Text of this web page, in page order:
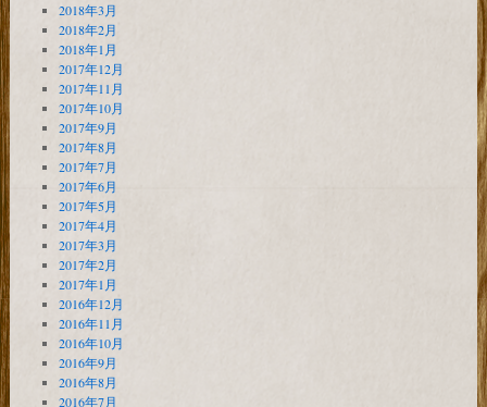
2018年3月
2018年2月
2018年1月
2017年12月
2017年11月
2017年10月
2017年9月
2017年8月
2017年7月
2017年6月
2017年5月
2017年4月
2017年3月
2017年2月
2017年1月
2016年12月
2016年11月
2016年10月
2016年9月
2016年8月
2016年7月